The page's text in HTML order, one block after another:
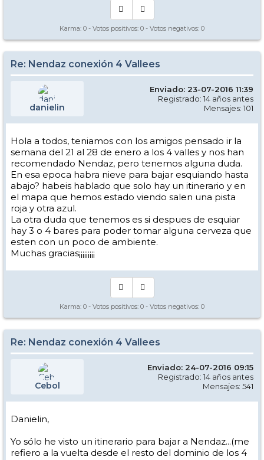
Karma: 0 - Votos positivos: 0 - Votos negativos: 0
Re: Nendaz conexión 4 Vallees
danielin
Enviado: 23-07-2016 11:39
Registrado: 14 años antes
Mensajes: 101
Hola a todos, teniamos con los amigos pensado ir la
semana del 21 al 28 de enero a los 4 valles y nos han
recomendado Nendaz, pero tenemos alguna duda.
En esa epoca habra nieve para bajar esquiando hasta
abajo? habeis hablado que solo hay un itinerario y en
el mapa que hemos estado viendo salen una pista
roja y otra azul.
La otra duda que tenemos es si despues de esquiar
hay 3 o 4 bares para poder tomar alguna cerveza que
esten con un poco de ambiente.
Muchas gracias¡¡¡¡¡¡¡¡¡
Karma: 0 - Votos positivos: 0 - Votos negativos: 0
Re: Nendaz conexión 4 Vallees
Cebol
Enviado: 24-07-2016 09:15
Registrado: 14 años antes
Mensajes: 541
Danielin,
Yo sólo he visto un itinerario para bajar a Nendaz...(me
refiero a la vuelta desde el resto del dominio de los 4